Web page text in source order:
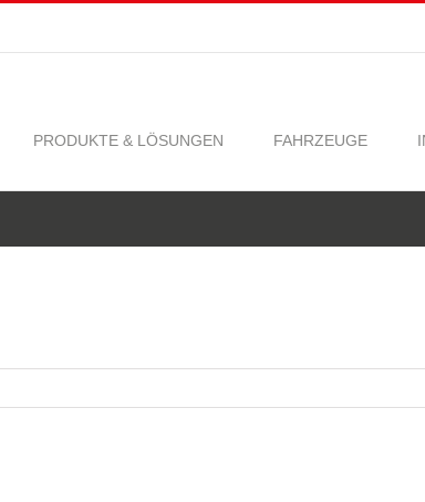
PRODUKTE & LÖSUNGEN FAHRZEUGE